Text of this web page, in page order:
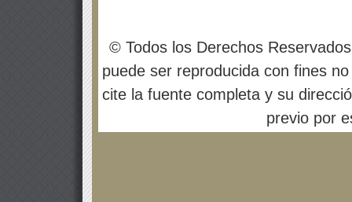
© Todos los Derechos
puede ser reproducida con fines
cite la fuente completa y su
previo por